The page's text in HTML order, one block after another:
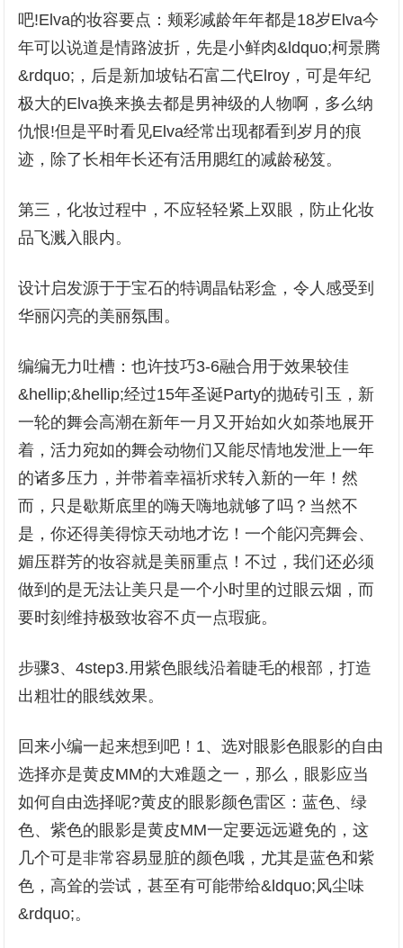
吧!Elva的妆容要点：颊彩减龄年年都是18岁Elva今
年可以说道是情路波折，先是小鲜肉&ldquo;柯景腾
&rdquo;，后是新加坡钻石富二代Elroy，可是年纪
极大的Elva换来换去都是男神级的人物啊，多么纳
仇恨!但是平时看见Elva经常出现都看到岁月的痕
迹，除了长相年长还有活用腮红的减龄秘笈。
第三，化妆过程中，不应轻轻紧上双眼，防止化妆
品飞溅入眼内。
设计启发源于于宝石的特调晶钻彩盒，令人感受到
华丽闪亮的美丽氛围。
编编无力吐槽：也许技巧3-6融合用于效果较佳
&hellip;&hellip;经过15年圣诞Party的抛砖引玉，新
一轮的舞会高潮在新年一月又开始如火如荼地展开
着，活力宛如的舞会动物们又能尽情地发泄上一年
的诸多压力，并带着幸福祈求转入新的一年！然
而，只是歇斯底里的嗨天嗨地就够了吗？当然不
是，你还得美得惊天动地才讫！一个能闪亮舞会、
媚压群芳的妆容就是美丽重点！不过，我们还必须
做到的是无法让美只是一个小时里的过眼云烟，而
要时刻维持极致妆容不贞一点瑕疵。
步骤3、4step3.用紫色眼线沿着睫毛的根部，打造
出粗壮的眼线效果。
回来小编一起来想到吧！1、选对眼影色眼影的自由
选择亦是黄皮MM的大难题之一，那么，眼影应当
如何自由选择呢?黄皮的眼影颜色雷区：蓝色、绿
色、紫色的眼影是黄皮MM一定要远远避免的，这
几个可是非常容易显脏的颜色哦，尤其是蓝色和紫
色，高耸的尝试，甚至有可能带给&ldquo;风尘味
&rdquo;。